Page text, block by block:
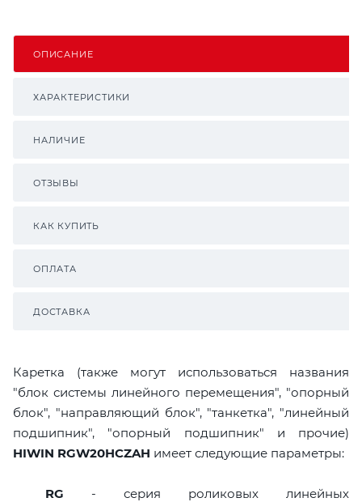
ОПИСАНИЕ
ХАРАКТЕРИСТИКИ
НАЛИЧИЕ
ОТЗЫВЫ
КАК КУПИТЬ
ОПЛАТА
ДОСТАВКА
Каретка (также могут использоваться названия
"блок системы линейного перемещения", "опорный
блок", "направляющий блок", "танкетка", "линейный
подшипник", "опорный подшипник" и прочие)
HIWIN RGW20HCZAH имеет следующие параметры:
RG - серия роликовых линейных